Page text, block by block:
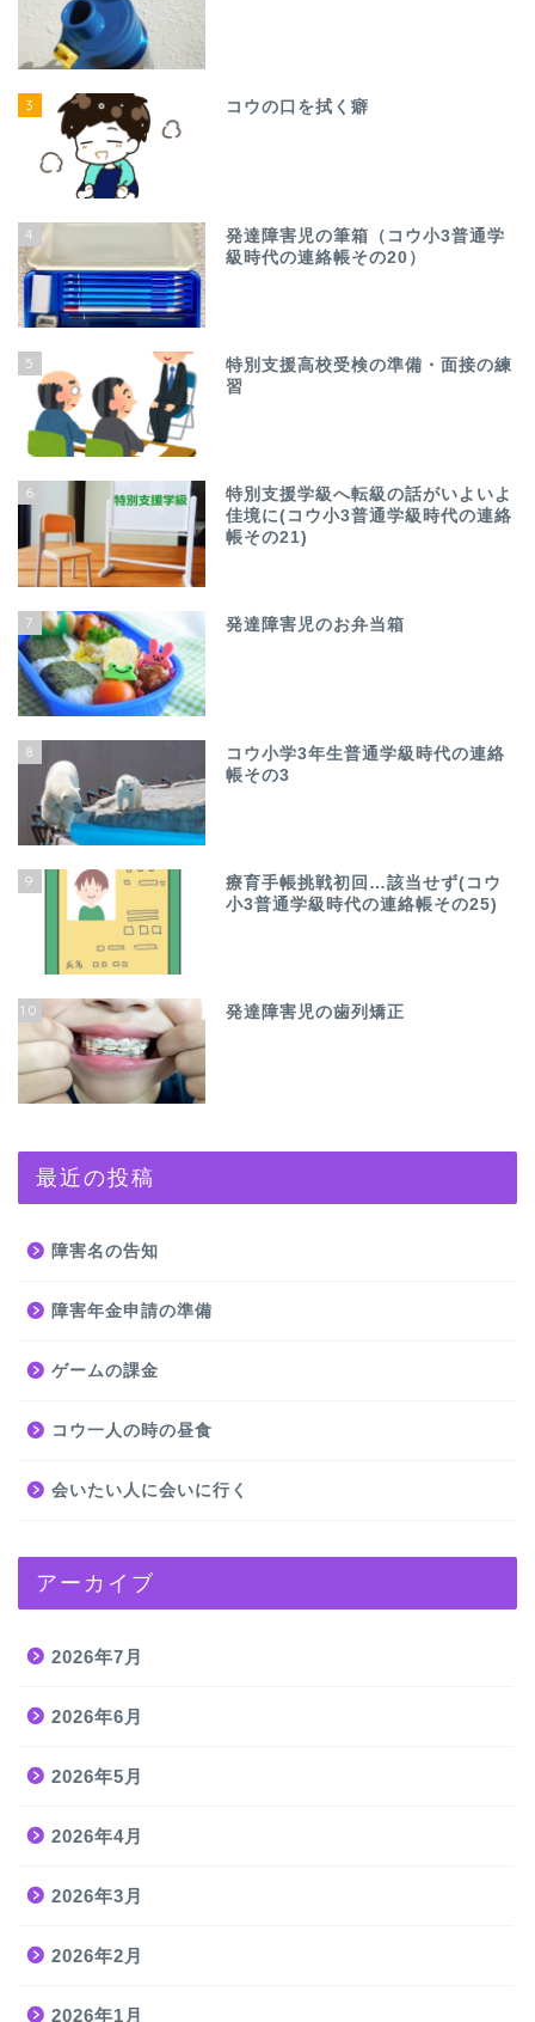
3 コウの口を拭く癖
4
発達障害児の筆箱（コウ小3普通学
級時代の連絡帳その20）
5
特別支援高校受検の準備・面接の練
習
6
特別支援学級へ転級の話がいよいよ
佳境に(コウ小3普通学級時代の連絡
帳その21)
7 発達障害児のお弁当箱
8
コウ小学3年生普通学級時代の連絡
帳その3
9
療育手帳挑戦初回…該当せず(コウ
小3普通学級時代の連絡帳その25)
10 発達障害児の歯列矯正
最近の投稿
障害名の告知
障害年金申請の準備
ゲームの課金
コウ一人の時の昼食
会いたい人に会いに行く
アーカイブ
2026年7月
2026年6月
2026年5月
2026年4月
2026年3月
2026年2月
2026年1月